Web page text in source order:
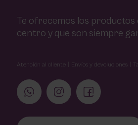
Te ofrecemos los
centro y que son siempre
Atención al cliente Envíos y devoluciones